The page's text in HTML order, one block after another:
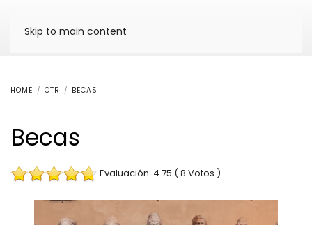
Skip to main content
HOME OTR BECAS
Becas
Evaluación: 4.75 ( 8 Votos )